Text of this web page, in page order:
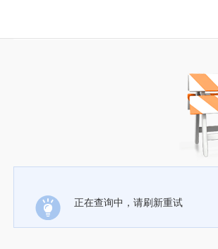
正在查询中，请刷新重试